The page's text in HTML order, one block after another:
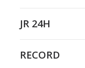
JR 24H
RECORD